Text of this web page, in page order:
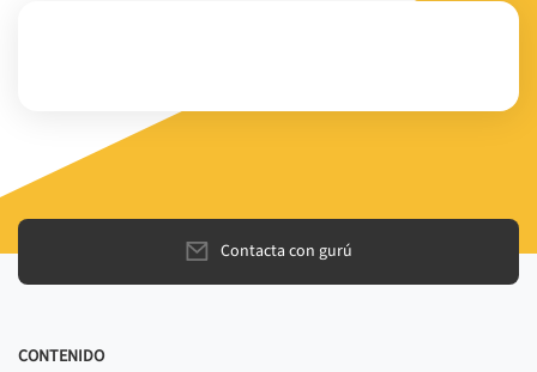
Contacta con gurú
CONTENIDO